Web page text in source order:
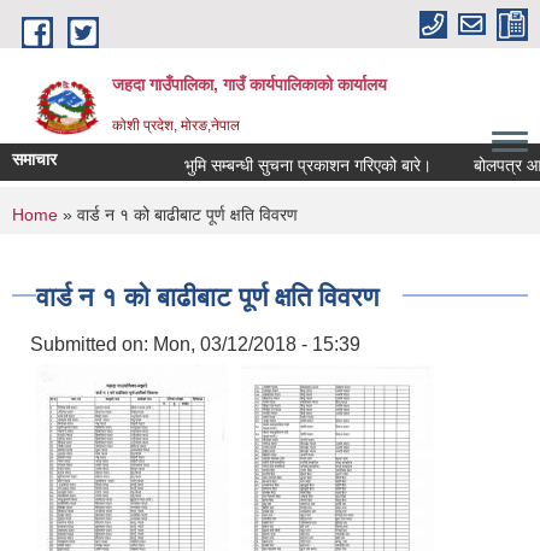
Skip to main content
जहदा गाउँपालिका, गाउँ कार्यपालिकाको कार्यालय
कोशी प्रदेश, मोरङ,नेपाल
समाचार भुमि सम्बन्धी सुचना प्रकाशन गरिएको बारे। बोलपत्र
You are here
Home » वार्ड न १ को बाढीबाट पूर्ण क्षति विवरण
वार्ड न १ को बाढीबाट पूर्ण क्षति विवरण
Submitted on: Mon, 03/12/2018 - 15:39